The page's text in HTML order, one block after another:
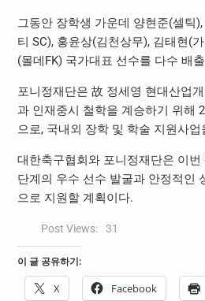
그동안 장학생 가운데 양현준(셀틱
티 SC), 홍윤상(김천상무), 김태현(
(몰데FK) 국가대표 선수를 다수 배
포니정재단은 故 정세영 현대산업
과 인재중시 철학을 계승하기 위해
으로, 국내외 장학 및 학술 지원사
대한축구협회와 포니정재단은 이번
단계의 우수 선수 발굴과 안정적인
으로 지원할 계획이다.
Post Views: 31
이 글 공유하기:
X Facebook